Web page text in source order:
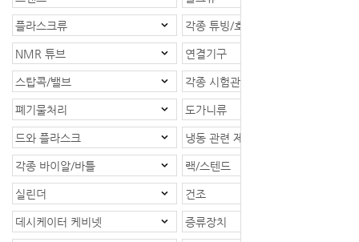
플라스크류 각종 튜빙/호스
NMR 튜브 연결기구
스탑콕/밸브 각종 시험관
폐기물처리 도가니류
드와 플라스크 냉동 관련 제품
각종 바이알/바틀 랙/스텐드
실린더 건조
데시케이터 케비넷 증류장치